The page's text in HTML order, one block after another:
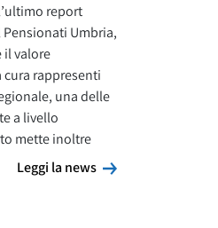
report
Umbria,
il valore
cura rappresenti
una delle
a livello
mette inoltre
Leggi la news
Leggi la news